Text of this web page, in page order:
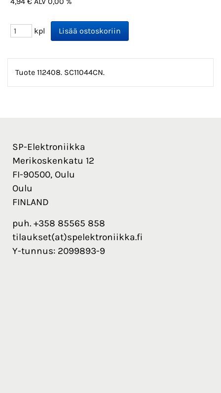
kpl
Tuote 112408. SC11044CN.
SP-Elektroniikka
Merikoskenkatu 12
FI-90500, Oulu
Oulu
FINLAND
puh. +358 85565 858
tilaukset(at)spelektroniikka.fi
Y-tunnus: 2099893-9